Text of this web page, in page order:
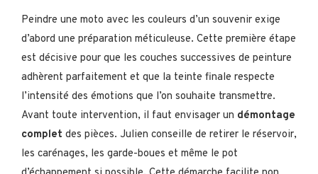
Peindre une moto avec les couleurs d’un souvenir exige
d’abord une préparation méticuleuse. Cette première étape
est décisive pour que les couches successives de peinture
adhèrent parfaitement et que la teinte finale respecte
l’intensité des émotions que l’on souhaite transmettre.
Avant toute intervention, il faut envisager un démontage
complet des pièces. Julien conseille de retirer le réservoir,
les carénages, les garde-boues et même le pot